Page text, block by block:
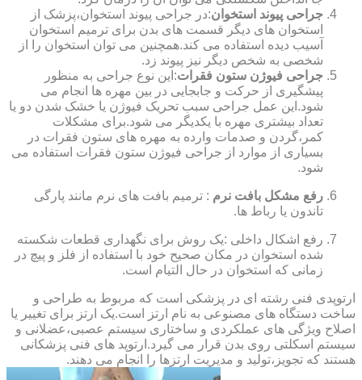
جراحی پیوند استخوان:در جراحی پیوند استخوان،پزشک از
استخوان های دیگر قسمت های بدن برای ترمیم استخوان
آسیب دیده استفاده می کند.همچنین می توان استخوان را از
شخصی به شخص دیگر نیز پیوند زد.
جراحی فیوژن ستون فقرات:این نوع جراحی به منظور
پیشگیری از حرکت و جابجایی در بین مهره ها انجام می
شود.این عمل جراحی سبب تحریک فیوژن یا خشک شدن دو یا
تعداد بیشتری مهره با یکدیگر می شود.برای مشکلات
کمر،گردن و صدمات وارده به مهره های ستون فقرات در
بسیاری از موارد از جراحی فیوژن ستون فقرات استفاده می
شود.
رفع مشکل بافت نرم : ترمیم بافت های نرم مانند پارگی
تاندون یا رباط ها.
رفع اشکال داخلی :یک روش برای نگهداری قطعات شکسته
شده استخوان در مکان صحیح خود با استفاده از فلز و پیچ در
زمانی که استخوان در حال التیام است.
ارتوپدی فنی رشته ای در پزشکی است که مربوط به طراحی و
ساخت دستگاه های مصنوعی به نام ارتز است.یک ارتز برای تغییر یا
اصلاح ویژگی های عملکردی و ساختاری سیستم عصبی،عضلانی و
سیستم اسکلتی روی بدن قرار می گیرد.ارتوپد های فنی پزشکانی
هستند که تجویز،تولید و مدیریت ارتزها را انجام می دهند.